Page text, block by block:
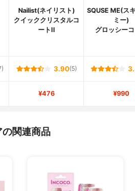
Nailist(ネイリスト)
クイッククリスタルコ
ートII
SQUSE ME(ス
ミー)
グロッシー
3.90(5)
¥476 ¥990
関連商品